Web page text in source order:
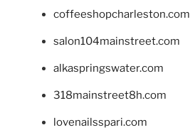
coffeeshopcharleston.com
salon104mainstreet.com
alkaspringswater.com
318mainstreet8h.com
lovenailsspari.com